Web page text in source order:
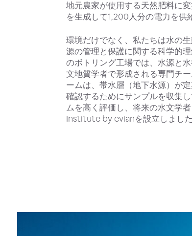
地元農家が使用する天然肥料に
を生成して1,200人分の電力を供
環境だけでなく、私たちは水の
源の管理と保護に関する科学的
のボトリング工場では、水源と
文地質学者で形成される専門チ
ームは、帯水層（地下水源）が
確認するためにサンプルを収集
ムを高く評価し、将来の水文学
Institute by evianを設立しました